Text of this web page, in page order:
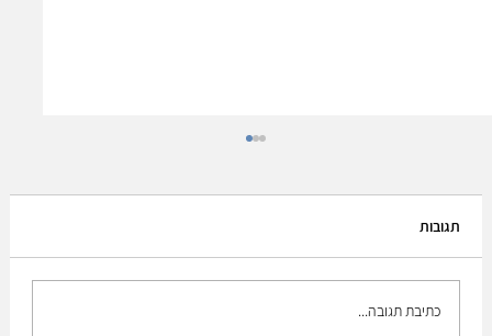
תגובות
כתיבת תגובה...